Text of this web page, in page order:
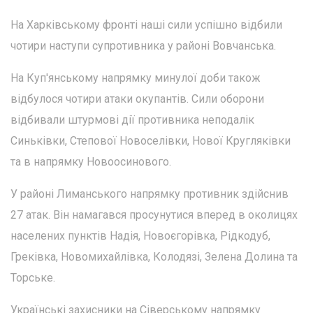
На Харківському фронті наші сили успішно відбили
чотири наступи супротивника у районі Вовчанська.
На Куп'янському напрямку минулої доби також
відбулося чотири атаки окупантів. Сили оборони
відбивали штурмові дії противника неподалік
Синьківки, Степової Новоселівки, Нової Кругляківки
та в напрямку Новоосинового.
У районі Лиманського напрямку противник здійснив
27 атак. Він намагався просунутися вперед в околицях
населених пунктів Надія, Новоєгорівка, Рідкодуб,
Греківка, Новомихайлівка, Колодязі, Зелена Долина та
Торське.
Українські захисники на Сіверському напрямку